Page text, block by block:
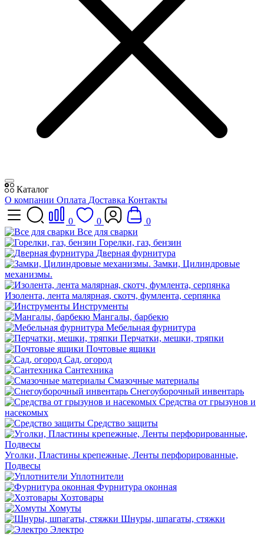
Каталог
О компании Оплата Доставка Контакты
0 0
0
Все для сварки
Горелки, газ, бензин
Дверная фурнитура
Замки, Цилиндровые
механизмы.
Изолента, лента малярная, скотч, фумлента, серпянка
Инструменты
Мангалы, барбекю
Мебельная фурнитура
Перчатки, мешки, тряпки
Почтовые ящики
Сад, огород
Сантехника
Смазочные материалы
Снегоуборочный инвентарь
Средства от грызунов и
насекомых
Средство защиты
Уголки, Пластины крепежные, Ленты перфорированные,
Подвесы
Уплотнители
Фурнитура оконная
Хозтовары
Хомуты
Шнуры, шпагаты, стяжки
Электро